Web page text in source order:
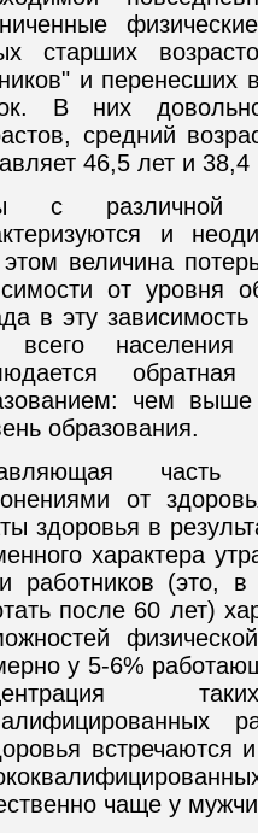
старших
и перенесших
В них
средний
46,5 лет и 38,4
с различной
и
величина
от уровня
в эту
всего населения
чем
образования.
часть
от
здоровья в
характера
работников (это,
после 60 лет)
у 5-6%
встречаются
чаще у